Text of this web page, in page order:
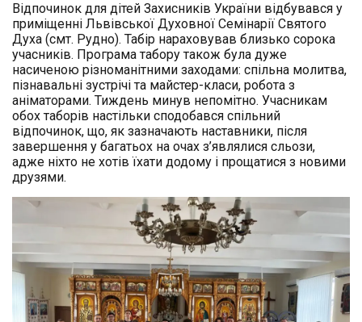
Відпочинок для дітей Захисників України відбувався у
приміщенні Львівської Духовної Семінарії Святого
Духа (смт. Рудно). Табір нараховував близько сорока
учасників. Програма табору також була дуже
насиченою різноманітними заходами: спільна молитва,
пізнавальні зустрічі та майстер-класи, робота з
аніматорами. Тиждень минув непомітно. Учасникам
обох таборів настільки сподобався спільний
відпочинок, що, як зазначають наставники, після
завершення у багатьох на очах з’являлися сльози,
адже ніхто не хотів їхати додому і прощатися з новими
друзями.